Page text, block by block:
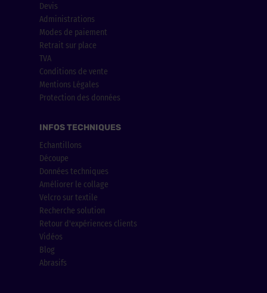
Devis
Administrations
Modes de paiement
Retrait sur place
TVA
Conditions de vente
Mentions Légales
Protection des données
INFOS TECHNIQUES
Echantillons
Découpe
Données techniques
Améliorer le collage
Velcro sur textile
Recherche solution
Retour d'expériences clients
Vidéos
Blog
Abrasifs